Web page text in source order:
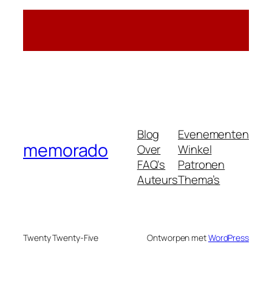
memorado
Blog
Over
FAQ's
Auteurs
Evenementen
Winkel
Patronen
Thema’s
Twenty Twenty-Five Ontworpen metWordPress